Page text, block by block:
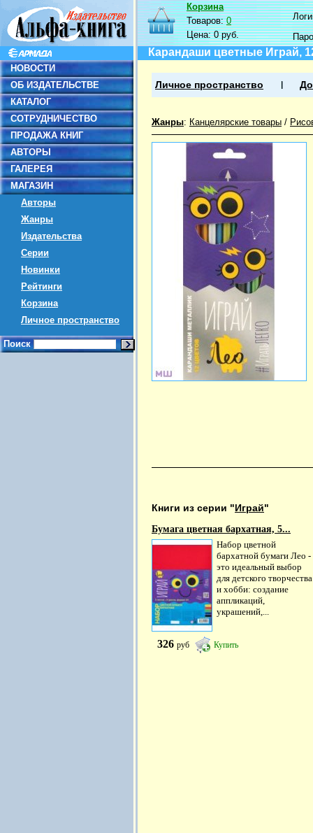
НОВОСТИ
ОБ ИЗДАТЕЛЬСТВЕ
КАТАЛОГ
СОТРУДНИЧЕСТВО
ПРОДАЖА КНИГ
АВТОРЫ
ГАЛЕРЕЯ
МАГАЗИН
Авторы
Жанры
Издательства
Серии
Новинки
Рейтинги
Корзина
Личное пространство
Поиск
Корзина
Товаров:0
Цена:0 руб.
Карандаши цветные Играй,
Личное пространство
Жанры: Канцелярские товары /
Книги из серии "Играй"
Бумага цветная бархатная, 5...
Набор цветной
бархатной бумаги Лео -
это идеальный выбор
для детского творчества
и хобби: создание
аппликаций,
украшений,...
326 руб Купить